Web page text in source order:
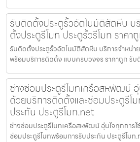
รับติดตั้งประตูรั้วอัตโนมัติสัตหีบ บ
ตั้งประตูรีโมท ประตูรั้วรีโมท ราคา
รับติดตั้งประตูรั้วอัตโนมัติสัตหีบ บริการจำหน่าย
พร้อมบริการติดตั้ง แบบครบวงจร ราคาถูก รับ
ช่างซ่อมประตูรีโมทเครือสหพัฒน์ อุ่
ด้วยบริการติดตั้งและซ่อมประตูรีโ
ประกัน ประตูรีโมท.net
ช่างซ่อมประตูรีโมทเครือสหพัฒน์ อุ่นใจทุกการ
ซ่อมประตูรีโมทพร้อมการรับประกัน ประตูรีโม